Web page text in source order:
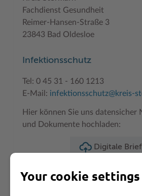
Fachdienst Gesundheit
Reimer-Hansen-Straße 3
23843 Bad Oldesloe
Infektionsschutz
Tel: 0 45 31 - 160 1213
E-Mail: infektionsschutz@kreis-
Hier können Sie uns datensicher
und Dokumente hochladen:
Digitale
Your cookie settings